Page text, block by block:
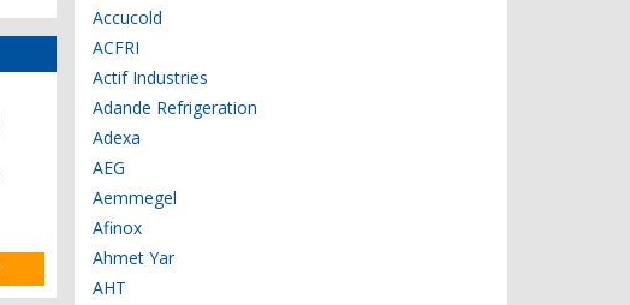
Accucold
ACFRI
Actif Industries
Adande Refrigeration
Adexa
AEG
Aemmegel
Afinox
Ahmet Yar
AHT